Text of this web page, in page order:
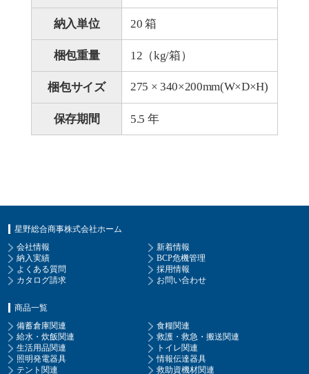
納入単位 20 箱
梱包重量 12（kg/箱）
梱包サイズ 275 × 340×200mm(W×D×H)
保存期間 5.5 年
星野総合商事株式会社ホーム
会社情報
新着情報
納入実績
BCP危機管理
よくある質問
採用情報
カタログ請求
お問い合わせ
商品一覧
備蓄倉庫関連
食糧関連
給水・炊飯関連
救護・救急・搬送関連
生活用品関連
トイレ関連
照明発電器具
情報伝達器具
テント関連
救助資機材関連